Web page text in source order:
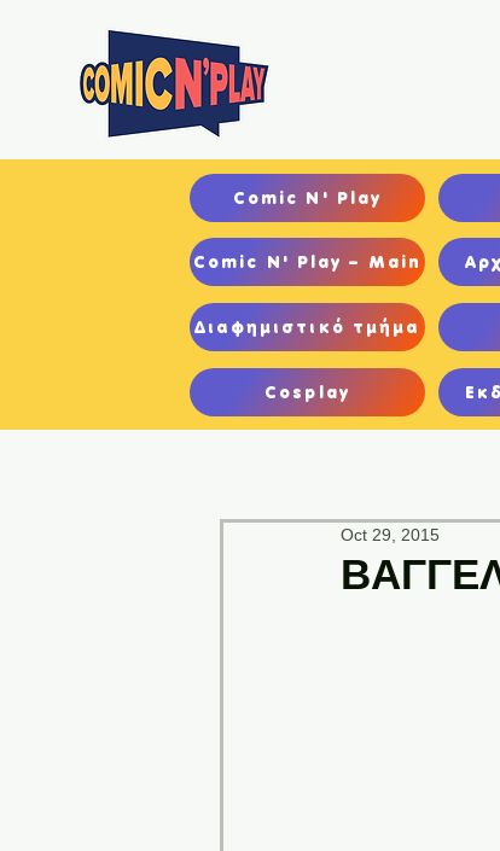
Comic N' Play
Comic N' Play – Main
Διαφημιστικό τμήμα
Cosplay
Oct 29, 2015